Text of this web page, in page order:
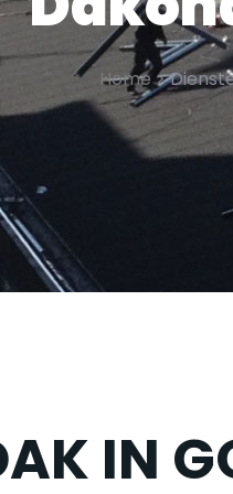
Home >
IN